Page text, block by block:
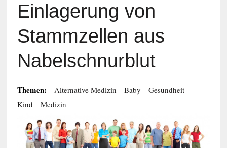
Einlagerung von
Stammzellen aus
Nabelschnurblut
Themen: Alternative Medizin Baby
Gesundheit
Kind
Medizin